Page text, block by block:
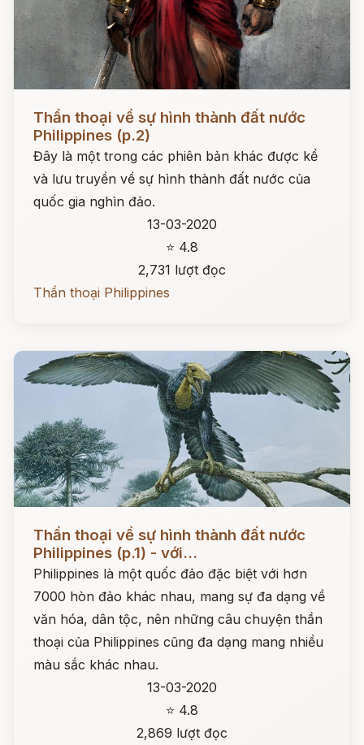
Đọc ngay
Thần thoại về sự hình thành đất nước
Philippines (p.2)
Đây là một trong các phiên bản khác được kể
và lưu truyền về sự hình thành đất nước của
quốc gia nghìn đảo.
13-03-2020
⭐ 4.8
2,731 lượt đọc
Thần thoại Philippines
Đọc ngay
Thần thoại về sự hình thành đất nước
Philippines (p.1) - với...
Philippines là một quốc đảo đặc biệt với hơn
7000 hòn đảo khác nhau, mang sự đa dạng về
văn hóa, dân tộc, nên những câu chuyện thần
thoại của Philippines cũng đa dạng mang nhiều
màu sắc khác nhau.
13-03-2020
⭐ 4.8
2,869 lượt đọc